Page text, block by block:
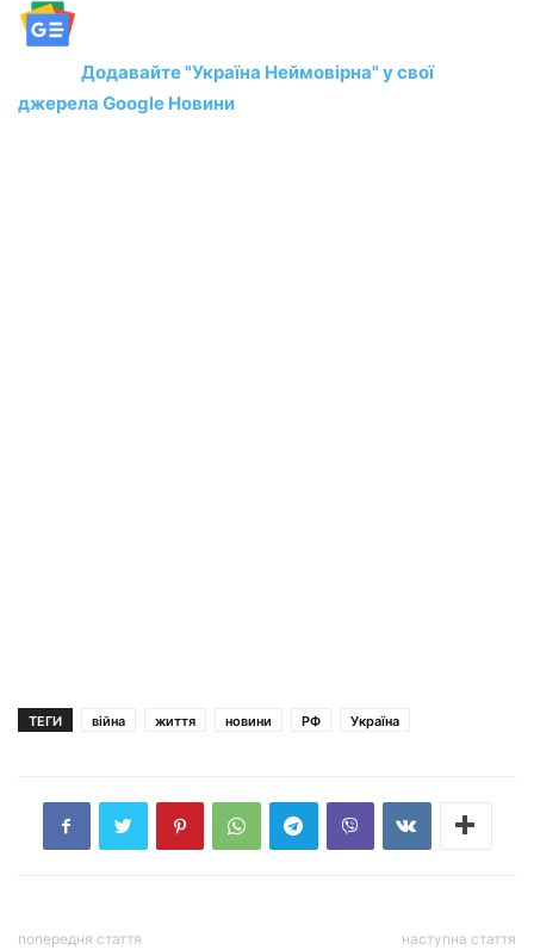
Додавайте "Україна Неймовірна" у свої
джерела Google Новини
ТЕГИ війна життя новини РФ Україна
попередня стаття наступна стаття